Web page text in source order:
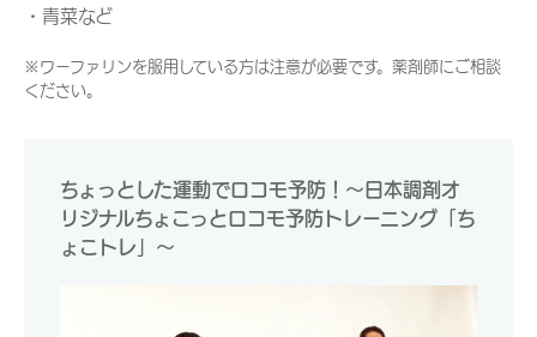
・青菜など
※ワーファリンを服用している方は注意が必要です。薬剤師にご相談
ください。
ちょっとした運動でロコモ予防！～日本調剤オ
リジナルちょこっとロコモ予防トレーニング「ち
ょこトレ」～